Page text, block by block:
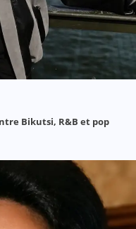
Bikutsi, R&B et pop